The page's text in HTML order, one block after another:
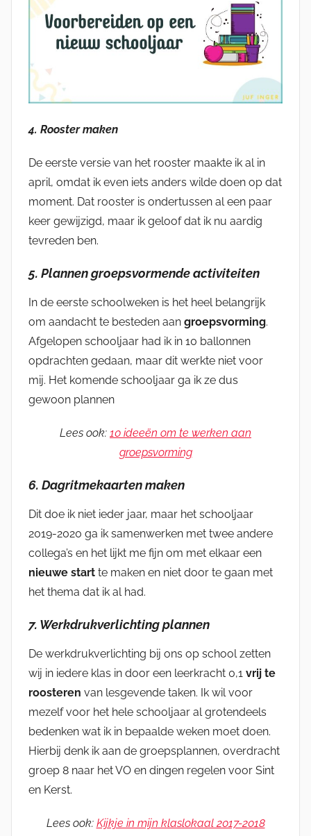
4. Rooster maken
De eerste versie van het rooster maakte ik al in
april, omdat ik even iets anders wilde doen op dat
moment. Dat rooster is ondertussen al een paar
keer gewijzigd, maar ik geloof dat ik nu aardig
tevreden ben.
5. Plannen groepsvormende activiteiten
In de eerste schoolweken is het heel belangrijk
om aandacht te besteden aan groepsvorming.
Afgelopen schooljaar had ik in 10 ballonnen
opdrachten gedaan, maar dit werkte niet voor
mij. Het komende schooljaar ga ik ze dus
gewoon plannen
Lees ook: 10 ideeën om te werken aan
groepsvorming
6. Dagritmekaarten maken
Dit doe ik niet ieder jaar, maar het schooljaar
2019-2020 ga ik samenwerken met twee andere
collega’s en het lijkt me fijn om met elkaar een
nieuwe start te maken en niet door te gaan met
het thema dat ik al had.
7. Werkdrukverlichting plannen
De werkdrukverlichting bij ons op school zetten
wij in iedere klas in door een leerkracht 0,1 vrij te
roosteren van lesgevende taken. Ik wil voor
mezelf voor het hele schooljaar al grotendeels
bedenken wat ik in bepaalde weken moet doen.
Hierbij denk ik aan de groepsplannen, overdracht
groep 8 naar het VO en dingen regelen voor Sint
en Kerst.
Lees ook: Kijkje in mijn klaslokaal 2017-2018